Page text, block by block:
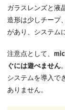
ガラスレンズと液
造形は少しチープ
があり、システム
注意点として、
ぐには遊べません。
システムを導入で
ありません。